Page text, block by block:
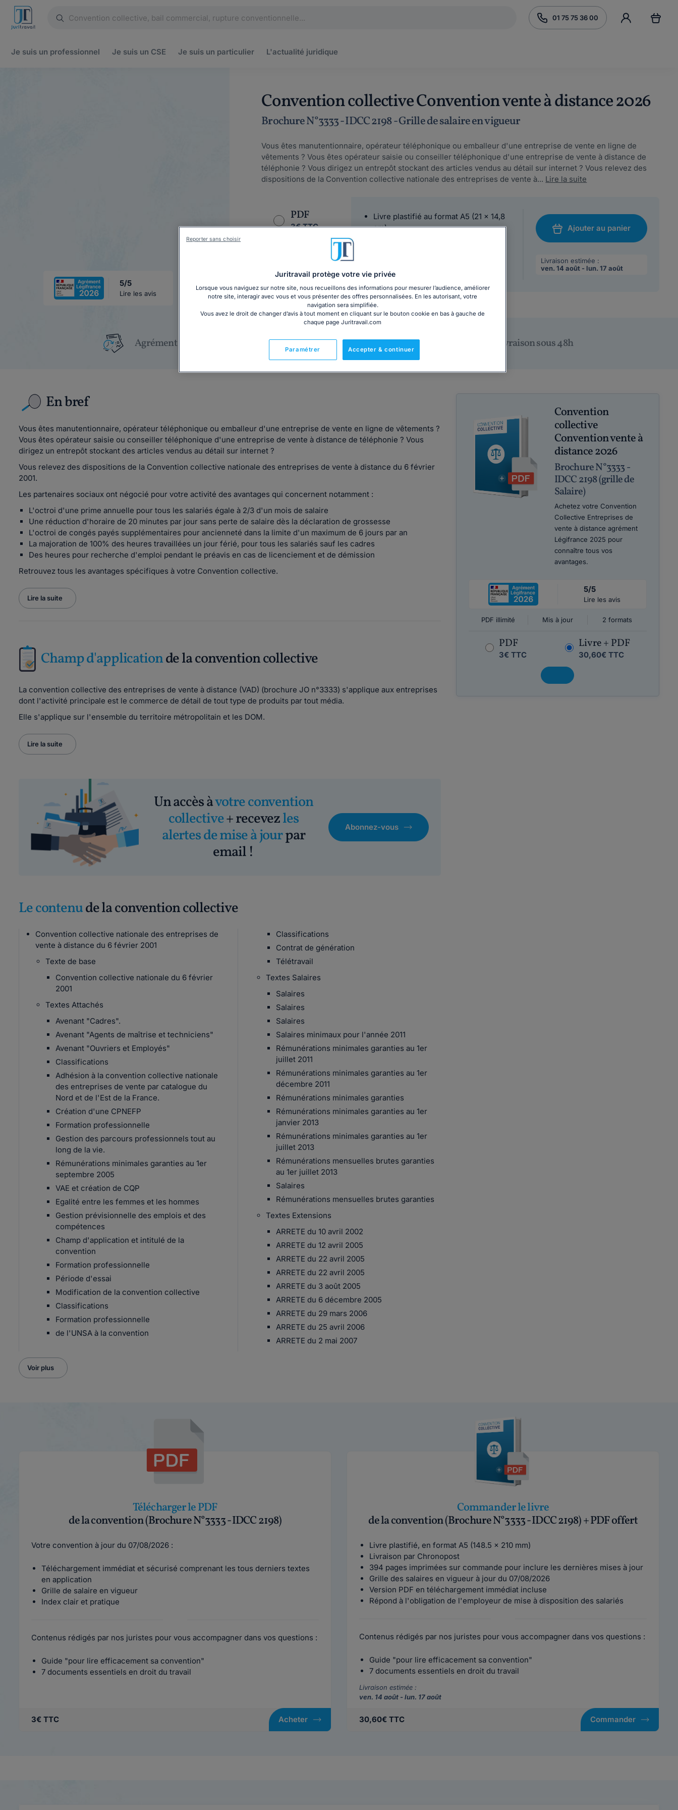
01 75 75 36 00
Je suis un professionnel Je suis un CSE Je suis un particulier L'actualité juridique
5/5
Lire les avis
Convention collective Convention vente à distance 2026
Brochure N°3333 - IDCC 2198 - Grille de salaire en vigueur
Vous êtes manutentionnaire, opérateur téléphonique ou emballeur d'une entreprise de vente en ligne de
vêtements ? Vous êtes opérateur saisie ou conseiller téléphonique d'une entreprise de vente à distance de
téléphonie ? Vous dirigez un entrepôt stockant des articles vendus au détail sur internet ? Vous relevez des
dispositions de la Convention collective nationale des entreprises de vente à... Lire la suite
PDF
3€ TTC
Livre + PDF
30,60€ TTC
Livre plastifié au format A5 (21 x 14,8
cm)
Chronopost
Ajouter au panier
Livraison estimée :
ven. 14 août - lun. 17 août
Agrément Légifrance Fabriqué en France Livraison sous 48h
En bref
Vous êtes manutentionnaire, opérateur téléphonique ou emballeur d'une entreprise de vente en ligne de vêtements ?
Vous êtes opérateur saisie ou conseiller téléphonique d'une entreprise de vente à distance de téléphonie ? Vous
dirigez un entrepôt stockant des articles vendus au détail sur internet ?
Vous relevez des dispositions de la Convention collective nationale des entreprises de vente à distance du 6 février
2001.
Les partenaires sociaux ont négocié pour votre activité des avantages qui concernent notamment :
L'octroi d'une prime annuelle pour tous les salariés égale à 2/3 d'un mois de salaire
Une réduction d'horaire de 20 minutes par jour sans perte de salaire dès la déclaration de grossesse
L'octroi de congés payés supplémentaires pour ancienneté dans la limite d'un maximum de 6 jours par an
La majoration de 100% des heures travaillées un jour férié, pour tous les salariés sauf les cadres
Des heures pour recherche d'emploi pendant le préavis en cas de licenciement et de démission
Retrouvez tous les avantages spécifiques à votre Convention collective.
Lire la suite
Champ d'applicationde la convention collective
La convention collective des entreprises de vente à distance (VAD) (brochure JO n°3333) s'applique aux entreprises
dont l'activité principale est le commerce de détail de tout type de produits par tout média.
Elle s'applique sur l'ensemble du territoire métropolitain et les DOM.
Lire la suite
Un accès àvotre convention
collective+ recevezles
alertes de mise à jourpar
email !
Abonnez-vous
Le contenude la convention collective
Convention collective nationale des entreprises de
vente à distance du 6 février 2001
Texte de base
Convention collective nationale du 6 février
2001
Textes Attachés
Avenant "Cadres".
Avenant "Agents de maîtrise et techniciens"
Avenant "Ouvriers et Employés"
Classifications
Adhésion à la convention collective nationale
des entreprises de vente par catalogue du
Nord et de l'Est de la France.
Création d'une CPNEFP
Formation professionnelle
Gestion des parcours professionnels tout au
long de la vie.
Rémunérations minimales garanties au 1er
septembre 2005
VAE et création de CQP
Egalité entre les femmes et les hommes
Gestion prévisionnelle des emplois et des
compétences
Champ d'application et intitulé de la
convention
Formation professionnelle
Période d'essai
Modification de la convention collective
Classifications
Formation professionnelle
de l'UNSA à la convention
Classifications
Contrat de génération
Télétravail
Textes Salaires
Salaires
Salaires
Salaires
Salaires minimaux pour l'année 2011
Rémunérations minimales garanties au 1er
juillet 2011
Rémunérations minimales garanties au 1er
décembre 2011
Rémunérations minimales garanties
Rémunérations minimales garanties au 1er
janvier 2013
Rémunérations minimales garanties au 1er
juillet 2013
Rémunérations mensuelles brutes garanties
au 1er juillet 2013
Salaires
Rémunérations mensuelles brutes garanties
Textes Extensions
ARRETE du 10 avril 2002
ARRETE du 12 avril 2005
ARRETE du 22 avril 2005
ARRETE du 22 avril 2005
ARRETE du 3 août 2005
ARRETE du 6 décembre 2005
ARRETE du 29 mars 2006
ARRETE du 25 avril 2006
ARRETE du 2 mai 2007
Voir plus
Convention
collective
Convention vente à
distance 2026
Brochure N°3333 -
IDCC 2198 (grille de
Salaire)
Achetez votre Convention
Collective Entreprises de
vente à distance agrément
Légifrance 2025 pour
connaître tous vos
avantages.
5/5
Lire les avis
PDF illimité Mis à jour 2 formats
PDF
3€ TTC
Livre + PDF
30,60€ TTC
Télécharger le PDF
de la convention (Brochure N°3333 - IDCC 2198)
Votre convention à jour du 07/08/2026 :
Téléchargement immédiat et sécurisé comprenant les tous derniers textes
en application
Grille de salaire en vigueur
Index clair et pratique
Contenus rédigés par nos juristes pour vous accompagner dans vos questions :
Guide "pour lire efficacement sa convention"
7 documents essentiels en droit du travail
3€ TTC Acheter
Commander le livre
de la convention (Brochure N°3333 - IDCC 2198) + PDF offert
Livre plastifié, en format A5 (148.5 x 210 mm)
Livraison par Chronopost
394 pages imprimées sur commande pour inclure les dernières mises à jour
Grille des salaires en vigueur à jour du 07/08/2026
Version PDF en téléchargement immédiat incluse
Répond à l'obligation de l'employeur de mise à disposition des salariés
Contenus rédigés par nos juristes pour vous accompagner dans vos questions :
Guide "pour lire efficacement sa convention"
7 documents essentiels en droit du travail
Livraison estimée :
ven. 14 août - lun. 17 août
30,60€ TTC Commander
Juritravail protège votre vie privée
Lorsque vous naviguez sur notre site, nous recueillons des informations pour mesurer l’audience, améliorer
notre site, interagir avec vous et vous présenter des offres personnalisées. En les autorisant, votre
navigation sera simplifiée.
Vous avez le droit de changer d’avis à tout moment en cliquant sur le bouton cookie en bas à gauche de
chaque page Juritravail.com
Accepter & continuer
Paramétrer
Reporter sans choisir